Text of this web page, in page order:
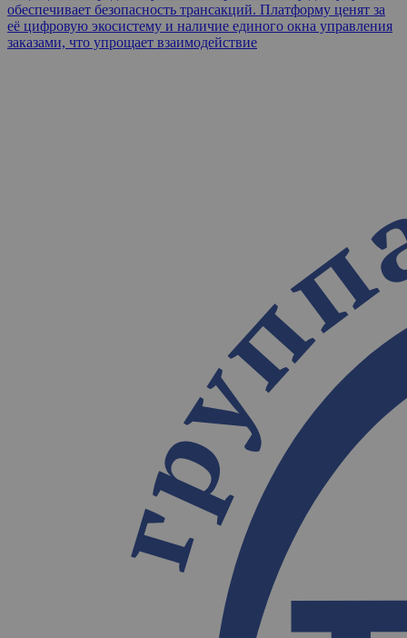
обеспечивает безопасность трансакций. Платформу ценят за
её цифровую экосистему и наличие единого окна управления
заказами, что упрощает взаимодействие